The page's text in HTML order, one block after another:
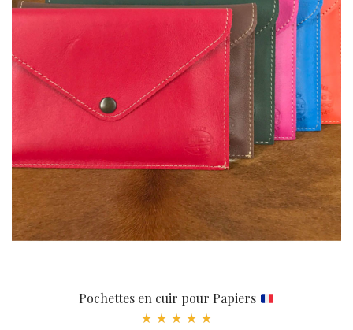
Pochettes en cuir pour Papiers